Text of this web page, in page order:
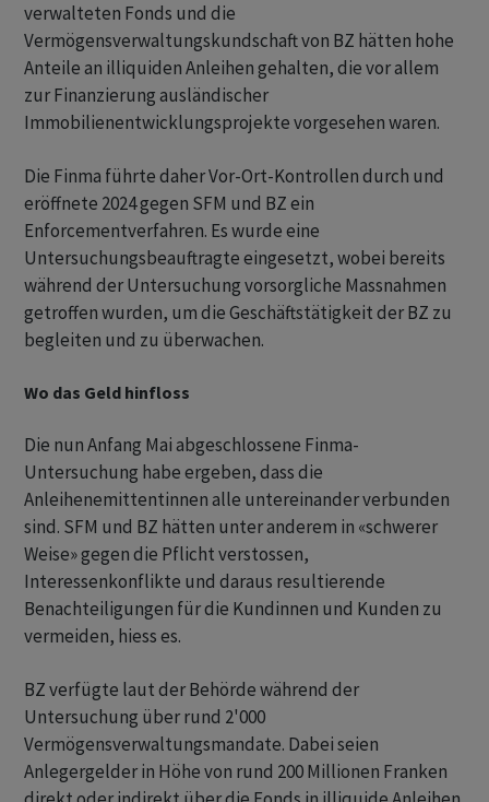
verwalteten Fonds und die
Vermögensverwaltungskundschaft von BZ hätten hohe
Anteile an illiquiden Anleihen gehalten, die vor allem
zur Finanzierung ausländischer
Immobilienentwicklungsprojekte vorgesehen waren.
Die Finma führte daher Vor-Ort-Kontrollen durch und
eröffnete 2024 gegen SFM und BZ ein
Enforcementverfahren. Es wurde eine
Untersuchungsbeauftragte eingesetzt, wobei bereits
während der Untersuchung vorsorgliche Massnahmen
getroffen wurden, um die Geschäftstätigkeit der BZ zu
begleiten und zu überwachen.
Wo das Geld hinfloss
Die nun Anfang Mai abgeschlossene Finma-
Untersuchung habe ergeben, dass die
Anleihenemittentinnen alle untereinander verbunden
sind. SFM und BZ hätten unter anderem in «schwerer
Weise» gegen die Pflicht verstossen,
Interessenkonflikte und daraus resultierende
Benachteiligungen für die Kundinnen und Kunden zu
vermeiden, hiess es.
BZ verfügte laut der Behörde während der
Untersuchung über rund 2'000
Vermögensverwaltungsmandate. Dabei seien
Anlegergelder in Höhe von rund 200 Millionen Franken